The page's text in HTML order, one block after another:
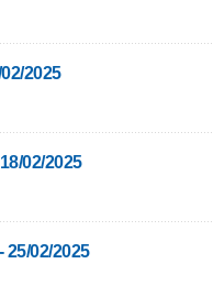
2025
02/2025
25/02/2025